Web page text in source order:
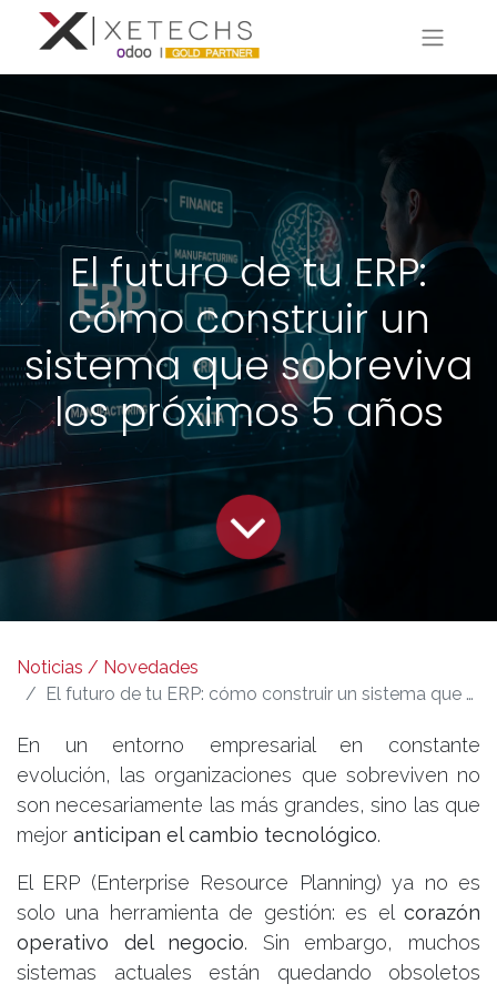
El futuro de tu ERP:
cómo construir un
sistema que sobreviva
los próximos 5 años
Noticias / Novedades
El futuro de tu ERP: cómo construir un sistema que sobreviva los próximos 5 años
En un entorno empresarial en constante
evolución, las organizaciones que sobreviven no
son necesariamente las más grandes, sino las que
mejor anticipan el cambio tecnológico.
El ERP (Enterprise Resource Planning) ya no es
solo una herramienta de gestión: es el corazón
operativo del negocio. Sin embargo, muchos
sistemas actuales están quedando obsoletos